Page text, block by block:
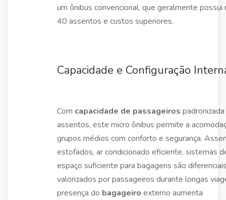
um ônibus convencional, que geralmente possui
40 assentos e custos superiores.
Capacidade e Configuração
Com capacidade de passageiros
assentos, este micro ônibus permite a
grupos médios com conforto e segurança.
estofados, ar condicionado eficiente, sistemas
espaço suficiente para bagagens são
valorizados por passageiros durante longas
presença do bagageiro externo aumenta